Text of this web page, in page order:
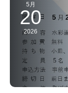
5月
20
2026